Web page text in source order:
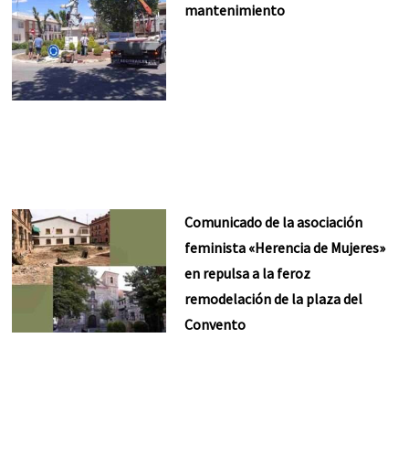
mantenimiento
Comunicado de la asociación
feminista «Herencia de Mujeres»
en repulsa a la feroz
remodelación de la plaza del
Convento